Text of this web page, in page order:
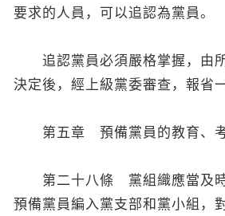
要求的人員，可以追認為黨員。
追認黨員必須嚴格掌握，由
決定後，經上級黨委審查，報省
第五章 預備黨員的教育、考
第二十八條 黨組織應當及時
預備黨員編入黨支部和黨小組，